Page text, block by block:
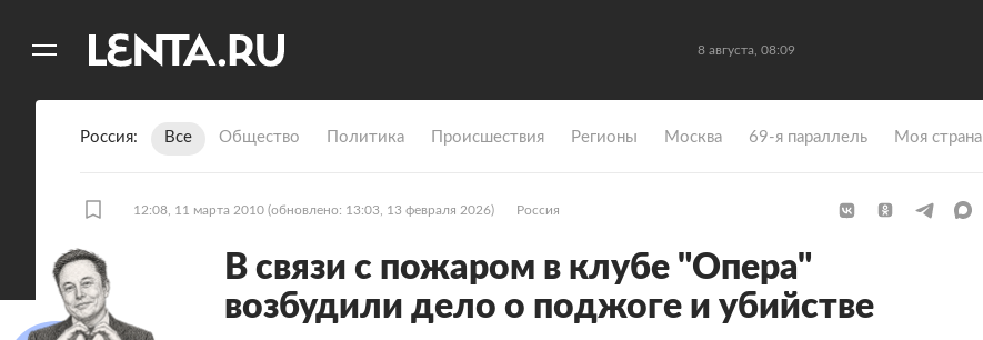
8 августа, 08:09
Россия Все Общество Политика Происшествия Регионы Москва 69-я параллель Моя страна
12:08, 11 марта 2010 (обновлено: 13:03, 13 февраля 2026) Россия
В связи с пожаром в клубе "Опера"
возбудили дело о поджоге и убийстве